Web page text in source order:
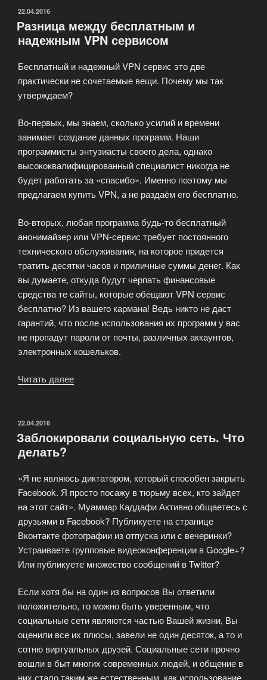
ОПУБЛИКОВАНО
22.04.2016
Разница между бесплатным и
надежным VPN сервисом
Бесплатный и надежный VPN сервис это две
практически не сочетаемые вещи. Почему мы так
утверждаем?
Во-первых, мы знаем, сколько усилий и времени
занимает создание данных программ. Наши
программисты энтузиасты своего дела, однако
высококвалифицированный специалист никогда не
будет работать за «спасибо». Именно поэтому мы
предлагаем купить VPN, а не раздаём его бесплатно.
Во-вторых, любая программа будь-то бесплатный
анонимайзер или VPN-сервис требует постоянного
технического обслуживания, на которое придется
тратить десятки часов и приличные суммы денег. Как
вы думаете, откуда будут черпать финансовые
средства те сайты, которые обещают VPN сервис
бесплатно? Из вашего кармана! Ведь никто не даст
гарантий, что после использования их программ у вас
не пропадут пароли от почты, различных аккаунтов,
электронных кошельков.
Читать далее
надежным
ОПУБЛИКОВАНО
22.04.2016
Заблокировали социальную сеть. Что
делать?
«Я не являюсь диктатором, который способен закрыть
Facebook. Я просто посажу в тюрьму всех, кто зайдет
на этот сайт». Муаммар Каддафи Активно общаетесь с
друзьями в Facebook? Публикуете на странице
Вконтакте фотографии из отпуска или с вечеринки?
Устраиваете групповые видеоконференции в Google+?
Или публикуете множество сообщений в Twitter?
Если хотя бы на один из вопросов Вы ответили
положительно, то можно быть уверенным, что
социальные сети являются частью Вашей жизни, Вы
оценили все их плюсы, завели не один десяток, а то и
сотню виртуальных друзей. Социальные сети прочно
вошли в быт многих современных людей, и общение в
них стало таким же естественным, как использование